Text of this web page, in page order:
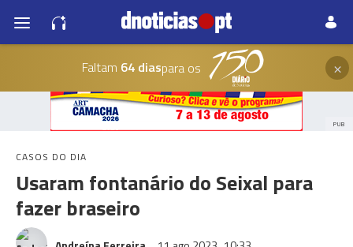
Faltam 64 diaspara os ×
PUB
CASOS DO DIA
Usaram fontanário do Seixal para
fazer braseiro